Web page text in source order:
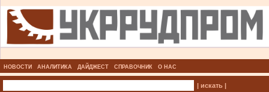
НОВОСТИ АНАЛИТИКА ДАЙДЖЕСТ СПРАВОЧНИК О НАС
| искать |